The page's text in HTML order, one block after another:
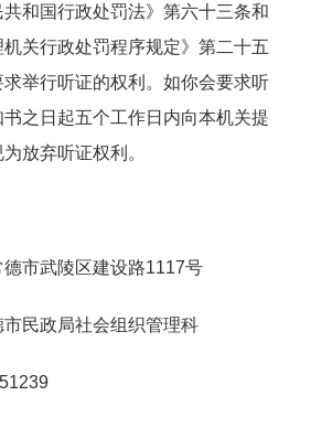
和国行政处罚法》第六十三条和
机关行政处罚程序规定》第二十五
举行听证的权利。如你会要求听
之日起五个工作日内向本机关提
放弃听证权利。
市武陵区建设路1117号
民政局社会组织管理科